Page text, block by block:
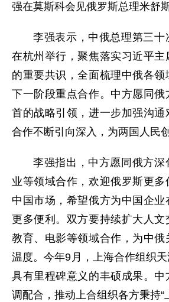
强在莫斯科会见俄罗斯总理米舒斯
李强表示，中俄总理第三十
在杭州举行，聚焦落实习近平
的重要共识，全面梳理中俄各领
下一阶段重点合作。中方愿同俄
首的战略引领，进一步加强沟通
合作不断引向深入，为两国人民
李强指出，中方愿同俄方深
业等领域合作，欢迎俄罗斯更多
中国市场，希望俄方为中国企
更多便利。双方要持续扩大人文
教育、电影等领域合作，为中俄
温度。今年9月，上海合作组织
具有里程碑意义的丰硕成果。
调配合，推动上合组织各方秉持“